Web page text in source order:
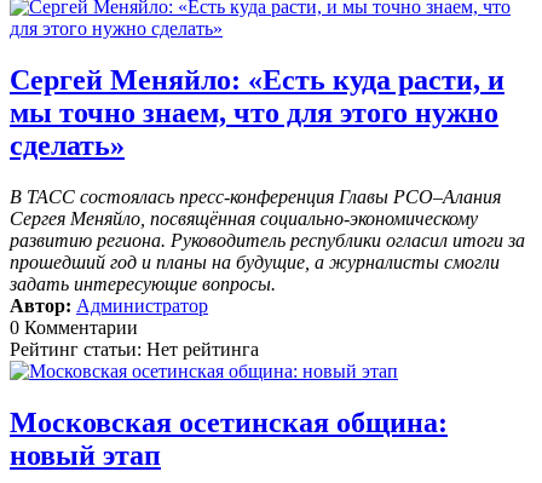
Сергей Меняйло: «Есть куда расти, и
мы точно знаем, что для этого нужно
сделать»
В ТАСС состоялась пресс-конференция Главы РСО–Алания
Сергея Меняйло, посвящённая социально-экономическому
развитию региона. Руководитель республики огласил итоги за
прошедший год и планы на будущие, а журналисты смогли
задать интересующие вопросы.
Автор: Администратор
0 Комментарии
Рейтинг статьи: Нет рейтинга
Московская осетинская община:
новый этап